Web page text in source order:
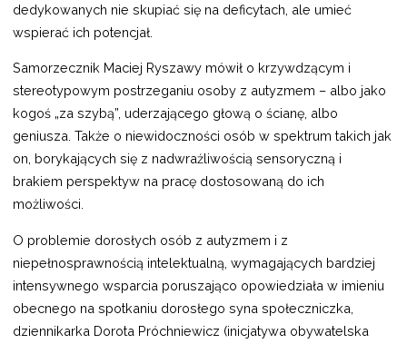
dedykowanych nie skupiać się na deficytach, ale umieć
wspierać ich potencjał.
Samorzecznik Maciej Ryszawy mówił o krzywdzącym i
stereotypowym postrzeganiu osoby z autyzmem – albo jako
kogoś „za szybą”, uderzającego głową o ścianę, albo
geniusza. Także o niewidoczności osób w spektrum takich jak
on, borykających się z nadwrażliwością sensoryczną i
brakiem perspektyw na pracę dostosowaną do ich
możliwości.
O problemie dorosłych osób z autyzmem i z
niepełnosprawnością intelektualną, wymagających bardziej
intensywnego wsparcia poruszająco opowiedziała w imieniu
obecnego na spotkaniu dorosłego syna społeczniczka,
dziennikarka Dorota Próchniewicz (inicjatywa obywatelska